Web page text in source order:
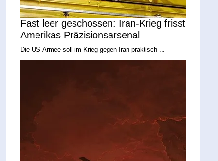
Fast leer geschossen: Iran-Krieg frisst
Amerikas Präzisionsarsenal
Die US-Armee soll im Krieg gegen Iran praktisch ...